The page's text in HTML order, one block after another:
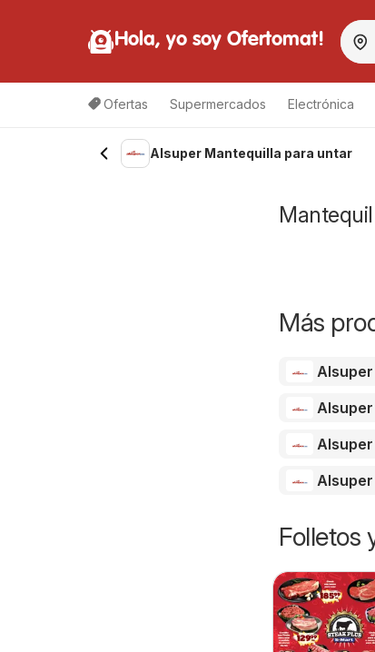
Hola, yo soy Ofertomat!
Ofertas Supermercados Electrónica
Alsuper Mantequilla para untar
Más
Alsuper
Alsuper
Alsuper
Alsuper
Folletos